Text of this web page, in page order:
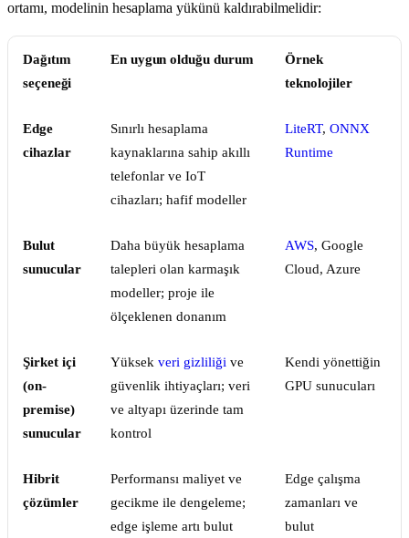
ortamı, modelinin hesaplama yükünü kaldırabilmelidir:
Dağıtım
seçeneği
En uygun olduğu durum
Örnek
teknolojiler
Edge
cihazlar
Sınırlı hesaplama
kaynaklarına sahip akıllı
telefonlar ve IoT
cihazları; hafif modeller
LiteRT, ONNX
Runtime
Bulut
sunucular
Daha büyük hesaplama
talepleri olan karmaşık
modeller; proje ile
ölçeklenen donanım
AWS, Google
Cloud, Azure
Şirket içi
(on-
premise)
sunucular
Yüksek veri gizliliği ve
güvenlik ihtiyaçları; veri
ve altyapı üzerinde tam
kontrol
Kendi yönettiğin
GPU sunucuları
Hibrit
çözümler
Performansı maliyet ve
gecikme ile dengeleme;
edge işleme artı bulut
Edge çalışma
zamanları ve
bulut